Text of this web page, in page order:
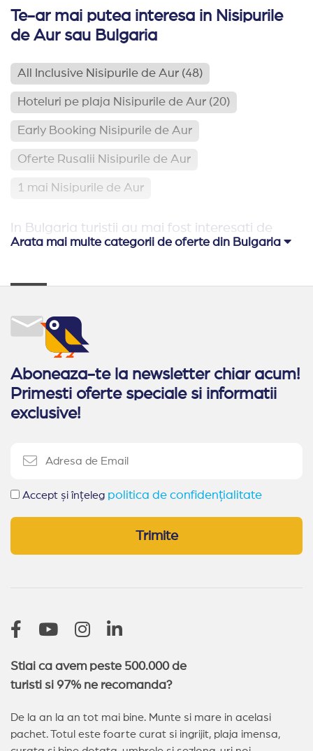
Te-ar mai putea interesa in Nisipurile
de Aur sau Bulgaria
All Inclusive Nisipurile de Aur (48)
Hoteluri pe plaja Nisipurile de Aur (20)
Early Booking Nisipurile de Aur
Oferte Rusalii Nisipurile de Aur
1 mai Nisipurile de Aur
In Bulgaria turistii au mai fost interesati de
Relaxare si odihna Bulgaria (65)
Hoteluri aproape de Romania
Hoteluri family club Bulgaria
Oferte Rusalii Bulgaria Paste Bulgaria
All Inclusive Bulgaria
Oferte 1 mai Kranevo
Alte statiuni in Bulgaria
Elenite Nessebar Arkutino Sveti Vlas
Pomorie (4) Sunny Day
Arata mai multe categorii de oferte din Bulgaria
Aboneaza-te la newsletter chiar acum!
Primesti oferte speciale si informatii
exclusive!
Accept și înțeleg politica de confidențialitate
Trimite
Stiai ca avem peste 500.000 de
turisti si 97% ne recomanda?
De la an la an tot mai bine. Munte si mare in acelasi
pachet. Totul este foarte curat si ingrijit, plaja imensa,